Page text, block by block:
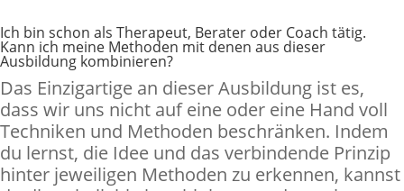
Ich bin schon als Therapeut, Berater oder Coach tätig.
Kann ich meine Methoden mit denen aus dieser
Ausbildung kombinieren?
Das Einzigartige an dieser Ausbildung ist es,
dass wir uns nicht auf eine oder eine Hand voll
Techniken und Methoden beschränken. Indem
du lernst, die Idee und das verbindende Prinzip
hinter jeweiligen Methoden zu erkennen, kannst